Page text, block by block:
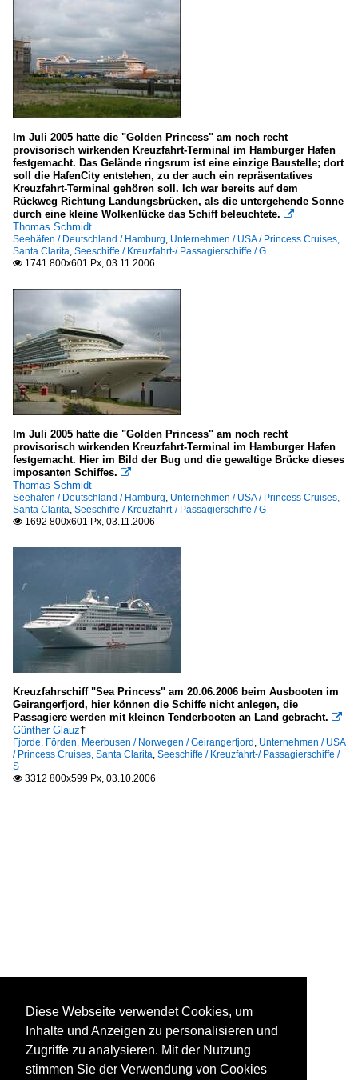
Im Juli 2005 hatte die "Golden Princess" am noch recht
provisorisch wirkenden Kreuzfahrt-Terminal im Hamburger Hafen
festgemacht. Das Gelände ringsrum ist eine einzige Baustelle; dort
soll die HafenCity entstehen, zu der auch ein repräsentatives
Kreuzfahrt-Terminal gehören soll. Ich war bereits auf dem
Rückweg Richtung Landungsbrücken, als die untergehende Sonne
durch eine kleine Wolkenlücke das Schiff beleuchtete. 
Thomas Schmidt
Seehäfen / Deutschland / Hamburg Unternehmen / USA / Princess Cruises,
Santa Clarita Seeschiffe / Kreuzfahrt-/ Passagierschiffe / G
 1741 800x601 Px, 03.11.2006
Im Juli 2005 hatte die "Golden Princess" am noch recht
provisorisch wirkenden Kreuzfahrt-Terminal im Hamburger Hafen
festgemacht. Hier im Bild der Bug und die gewaltige Brücke dieses
imposanten Schiffes. 
Thomas Schmidt
Seehäfen / Deutschland / Hamburg Unternehmen / USA / Princess Cruises,
Santa Clarita Seeschiffe / Kreuzfahrt-/ Passagierschiffe / G
 1692 800x601 Px, 03.11.2006
Kreuzfahrschiff "Sea Princess" am 20.06.2006 beim Ausbooten im
Geirangerfjord, hier können die Schiffe nicht anlegen, die
Passagiere werden mit kleinen Tenderbooten an Land gebracht. 
Günther Glauz†
Fjorde, Förden, Meerbusen / Norwegen / Geirangerfjord Unternehmen / USA
/ Princess Cruises, Santa Clarita Seeschiffe / Kreuzfahrt-/ Passagierschiffe /
S
 3312 800x599 Px, 03.10.2006
Diese Webseite verwendet Cookies, um
Inhalte und Anzeigen zu personalisieren und
Zugriffe zu analysieren. Mit der Nutzung
stimmen Sie der Verwendung von Cookies